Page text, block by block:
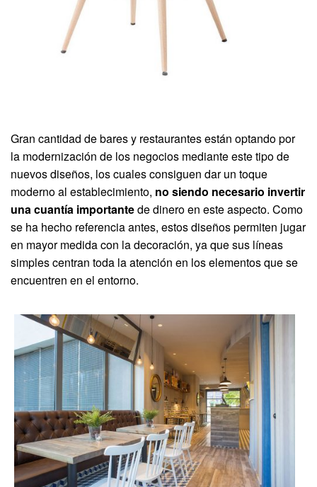
Gran cantidad de bares y restaurantes están optando por
la modernización de los negocios mediante este tipo de
nuevos diseños, los cuales consiguen dar un toque
moderno al establecimiento, no siendo necesario invertir
una cuantía importantede dinero en este aspecto. Como
se ha hecho referencia antes, estos diseños permiten jugar
en mayor medida con la decoración, ya que sus líneas
simples centran toda la atención en los elementos que se
encuentren en el entorno.